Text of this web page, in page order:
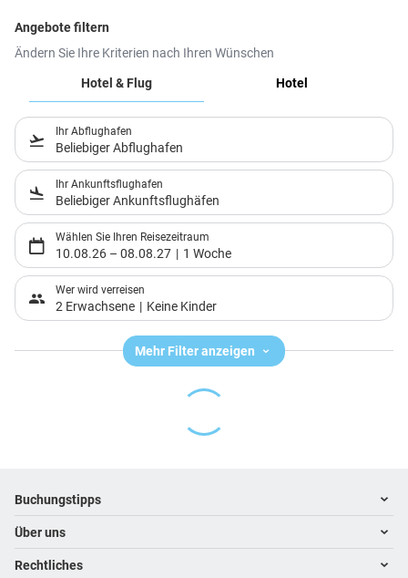
Angebote filtern
Ändern Sie Ihre Kriterien nach Ihren Wünschen
Hotel & Flug
Hotel
Ihr Abflughafen
Beliebiger Abflughafen
Ihr Ankunftsflughafen
Beliebiger Ankunftsflughäfen
Wählen Sie Ihren Reisezeitraum
10.08.26 – 08.08.27 1 Woche
Wer wird verreisen
2 Erwachsene Keine Kinder
Mehr Filter anzeigen
Footer navigation
Buchungstipps
Warum im Reisebüro buchen
Hoteltipps
Über uns
Kontakt
Rechtliches